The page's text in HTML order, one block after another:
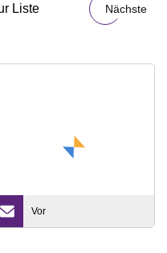
Liste Nächste
Vor